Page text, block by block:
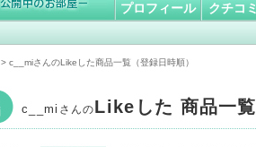
プロフィール クチコミ
> c__miさんのLikeした商品一覧（登録日時順）
c__mi さんのLikeした 商品一覧